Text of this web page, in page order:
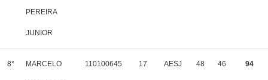
PEREIRA
JUNIOR
8° MARCELO 110100645 17 AESJ 48 46 94